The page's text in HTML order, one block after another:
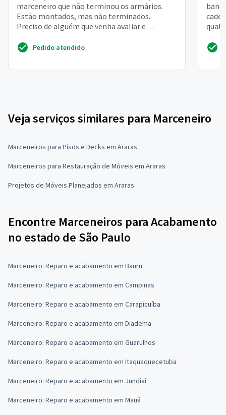
marceneiro que não terminou os armários.
Estão montados, mas não terminados.
Preciso de alguém que venha avaliar e
Pedido atendido
Veja serviços similares para Marceneiro
Marceneiros para Pisos e Decks em Araras
Marceneiros para Restauração de Móveis em Araras
Projetos de Móveis Planejados em Araras
Encontre Marceneiros para Acabamento
no estado de São Paulo
Marceneiro: Reparo e acabamento em Bauru
Marceneiro: Reparo e acabamento em Campinas
Marceneiro: Reparo e acabamento em Carapicuíba
Marceneiro: Reparo e acabamento em Diadema
Marceneiro: Reparo e acabamento em Guarulhos
Marceneiro: Reparo e acabamento em Itaquaquecetuba
Marceneiro: Reparo e acabamento em Jundiaí
Marceneiro: Reparo e acabamento em Mauá